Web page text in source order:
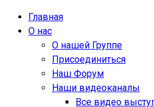
Главная
О нас
О нашей Группе
Присоединиться
Наш Форум
Наши видеоканалы
Все видео